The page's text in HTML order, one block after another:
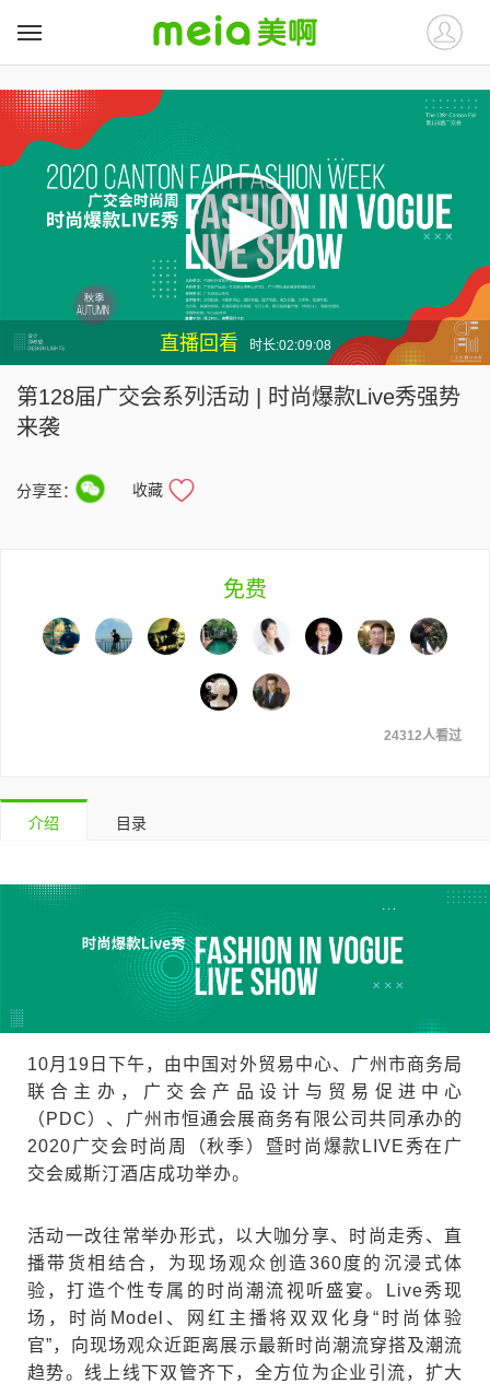
直播回看 时长:02:09:08
第128届广交会系列活动 | 时尚爆款Live秀强势
来袭
分享至： 收藏
免费
24312人看过
介绍 目录
10月19日下午，由中国对外贸易中心、广州市商务局
联合主办，广交会产品设计与贸易促进中心
（PDC）、广州市恒通会展商务有限公司共同承办的
2020广交会时尚周（秋季）暨时尚爆款LIVE秀在广
交会威斯汀酒店成功举办。
活动一改往常举办形式，以大咖分享、时尚走秀、直
播带货相结合，为现场观众创造360度的沉浸式体
验，打造个性专属的时尚潮流视听盛宴。Live秀现
场，时尚Model、网红主播将双双化身“时尚体验
官”，向现场观众近距离展示最新时尚潮流穿搭及潮流
趋势。线上线下双管齐下，全方位为企业引流，扩大